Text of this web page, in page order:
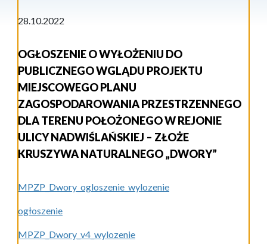
28.10.2022
OGŁOSZENIE O WYŁOŻENIU DO
PUBLICZNEGO WGLĄDU PROJEKTU
MIEJSCOWEGO PLANU
ZAGOSPODAROWANIA PRZESTRZENNEGO
DLA TERENU POŁOŻONEGO W REJONIE
ULICY NADWIŚLAŃSKIEJ – ZŁOŻE
KRUSZYWA NATURALNEGO „DWORY”
MPZP_Dwory_ogloszenie_wylozenie
ogłoszenie
MPZP_Dwory_v4_wylozenie